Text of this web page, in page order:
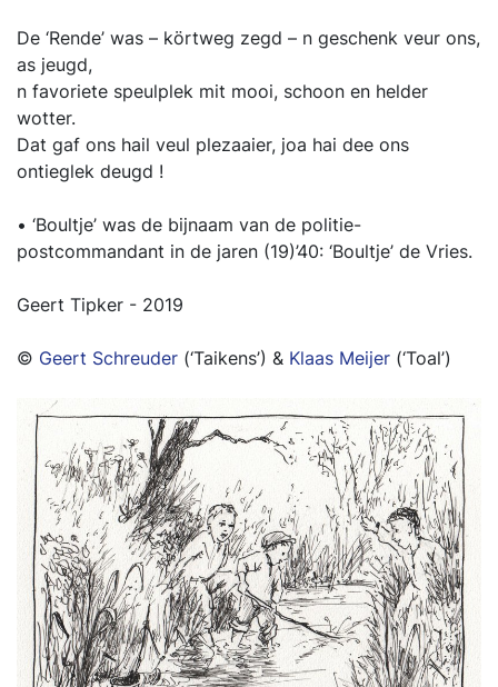
De ‘Rende’ was – körtweg zegd – n geschenk veur ons,
as jeugd,
n favoriete speulplek mit mooi, schoon en helder
wotter.
Dat gaf ons hail veul plezaaier, joa hai dee ons
ontieglek deugd !
• ‘Boultje’ was de bijnaam van de politie-
postcommandant in de jaren (19)’40: ‘Boultje’ de Vries.
Geert Tipker - 2019
© Geert Schreuder (‘Taikens’) & Klaas Meijer (‘Toal’)